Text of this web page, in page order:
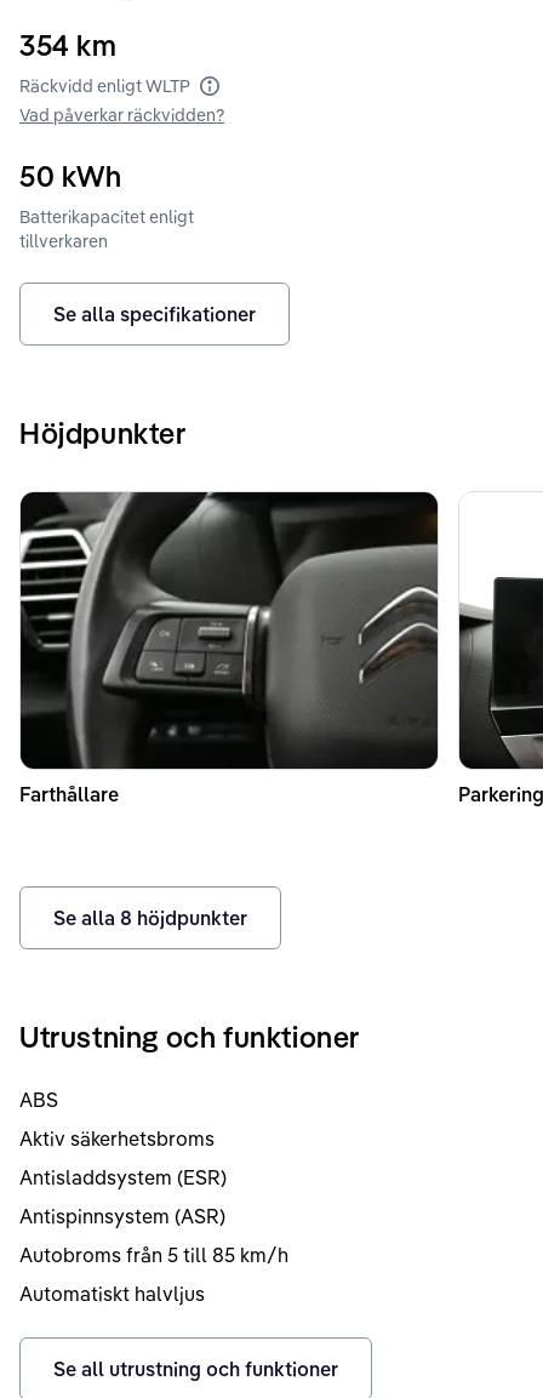
354 km
Räckvidd enligt WLTP Räckvidd enligt WLTP
Vad påverkar räckvidden?
50 kWh
Batterikapacitet enligt
tillverkaren
Se alla specifikationer
Höjdpunkter
Farthållare
Se alla 8 höjdpunkter
Utrustning och funktioner
ABS
Aktiv säkerhetsbroms
Antisladdsystem (ESR)
Antispinnsystem (ASR)
Autobroms från 5 till 85 km/h
Automatiskt halvljus
Se all utrustning och funktioner